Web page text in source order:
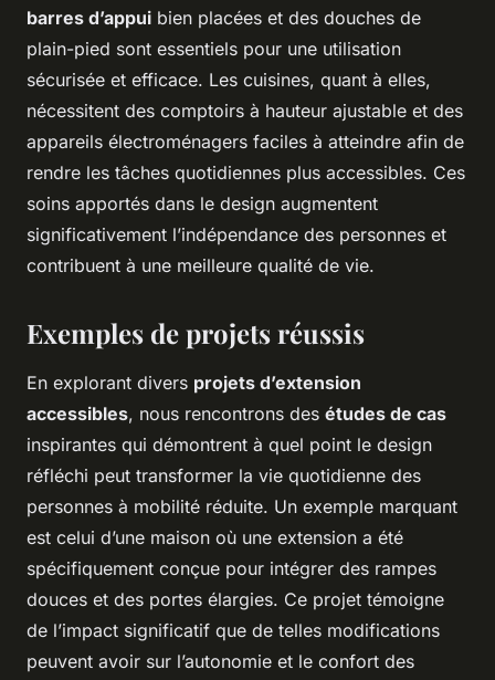
barres d’appui bien placées et des douches de
plain-pied sont essentiels pour une utilisation
sécurisée et efficace. Les cuisines, quant à elles,
nécessitent des comptoirs à hauteur ajustable et des
appareils électroménagers faciles à atteindre afin de
rendre les tâches quotidiennes plus accessibles. Ces
soins apportés dans le design augmentent
significativement l’indépendance des personnes et
contribuent à une meilleure qualité de vie.
Exemples de projets réussis
En explorant divers projets d’extension
accessibles, nous rencontrons des études de cas
inspirantes qui démontrent à quel point le design
réfléchi peut transformer la vie quotidienne des
personnes à mobilité réduite. Un exemple marquant
est celui d’une maison où une extension a été
spécifiquement conçue pour intégrer des rampes
douces et des portes élargies. Ce projet témoigne
de l’impact significatif que de telles modifications
peuvent avoir sur l’autonomie et le confort des